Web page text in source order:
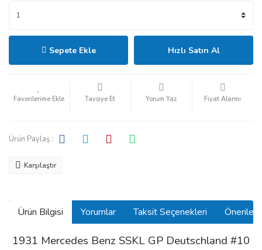
Sepete Ekle Hızlı Satın Al
Tavsiye Et Yorum Yaz Fiyat Alarmı
Ürün Paylaş :
Karşılaştır
Ürün Bilgisi Yorumlar Taksit Seçenekleri
1931 Mercedes Benz SSKL GP Deutschland #10